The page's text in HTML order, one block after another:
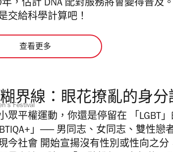
年，估計 DNA 配對服務將會變得普及
交給科學計算吧！
查看更多
界線：眼花撩亂的身分
Festival
眾平權運動，你還是停留在 「LGBT
」── 男同志、女同志、雙性戀
社會 開始宣揚沒有性別或性向之分